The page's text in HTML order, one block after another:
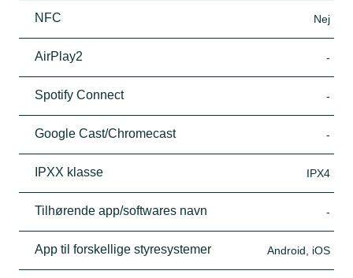
NFC Nej
AirPlay2 -
Spotify Connect -
Google Cast/Chromecast -
IPXX klasse IPX4
Tilhørende app/softwares navn -
App til forskellige styresystemer Android, iOS